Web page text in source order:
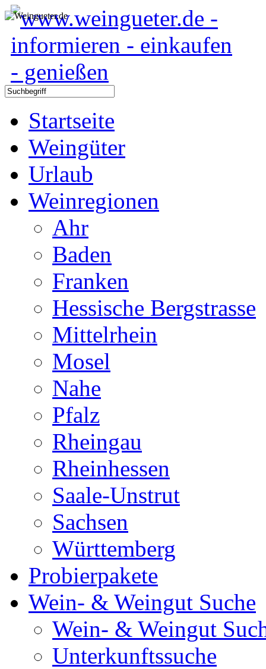
Startseite
Weingüter
Urlaub
Weinregionen
Ahr
Baden
Franken
Hessische Bergstrasse
Mittelrhein
Mosel
Nahe
Pfalz
Rheingau
Rheinhessen
Saale-Unstrut
Sachsen
Württemberg
Probierpakete
Wein- & Weingut Suche
Wein- & Weingut
Unterkunftssuche